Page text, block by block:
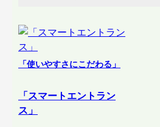
「使いやすさにこだわる」
「スマートエントラン
ス」